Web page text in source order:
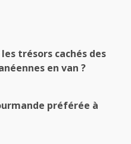
trésors cachés des
en van ?
préférée à